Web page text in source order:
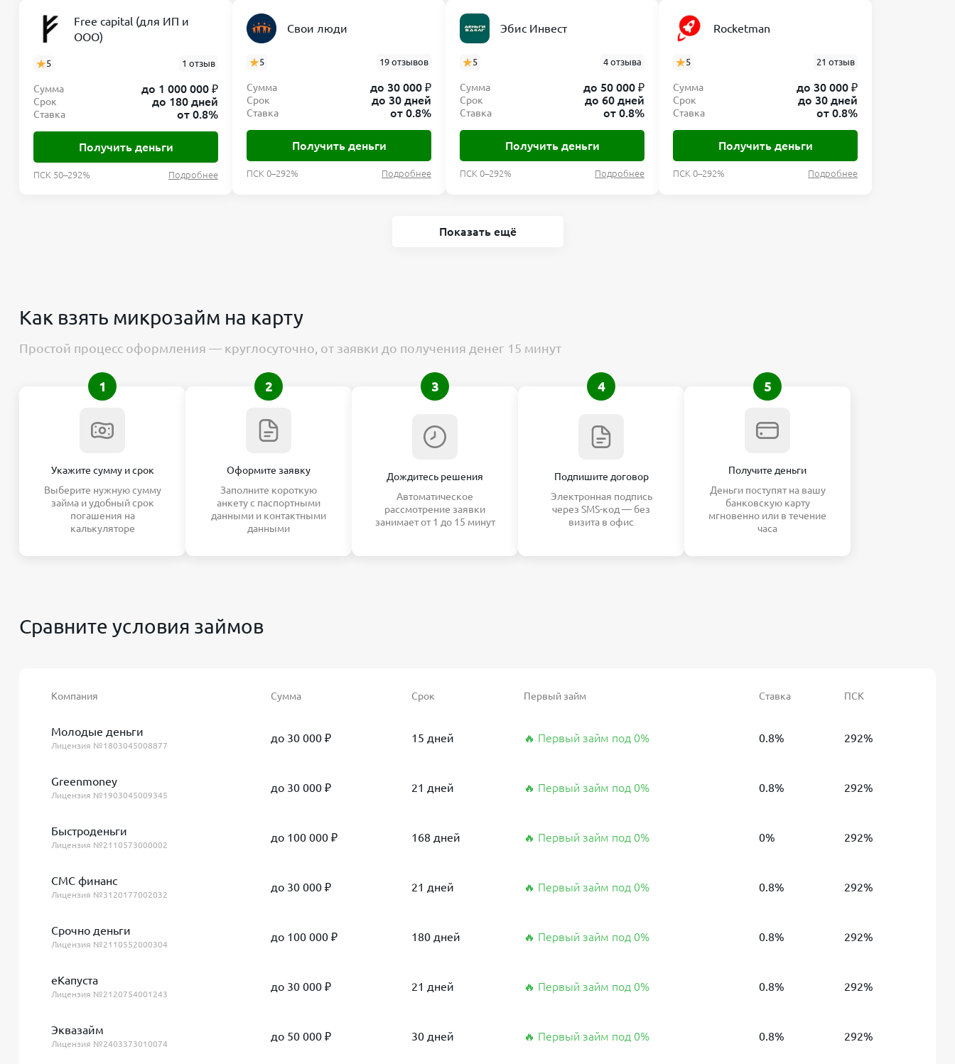
Free capital (для ИП и
ООО)
5 1 отзыв
Сумма до 1 000 000 ₽
Срок до 180 дней
Ставка от 0.8%
Получить деньги
ПСК 50–292% Подробнее
Свои люди
5 19 отзывов
Сумма до 30 000 ₽
Срок до 30 дней
Ставка от 0.8%
Получить деньги
ПСК 0–292% Подробнее
Эбис Инвест
5 4 отзыва
Сумма до 50 000 ₽
Срок до 60 дней
Ставка от 0.8%
Получить деньги
ПСК 0–292% Подробнее
Rocketman
5 21 отзыв
Сумма до 30 000 ₽
Срок до 30 дней
Ставка от 0.8%
Получить деньги
ПСК 0–292% Подробнее
Показать ещё
Как взять микрозайм на карту
Простой процесс оформления — круглосуточно, от заявки до получения денег 15 минут
1
Укажите сумму и срок
Выберите нужную сумму
займа и удобный срок
погашения на
калькуляторе
2
Оформите заявку
Заполните короткую
анкету с паспортными
данными и контактными
данными
3
Дождитесь решения
Автоматическое
рассмотрение заявки
занимает от 1 до 15 минут
4
Подпишите договор
Электронная подпись
через SMS-код — без
визита в офис
5
Получите деньги
Деньги поступят на вашу
банковскую карту
мгновенно или в течение
часа
Сравните условия займов
Компания Сумма Срок Первый займ Ставка ПСК
Молодые деньги
Лицензия №1803045008877
до 30 000 ₽ 15 дней 🔥 Первый займ под 0% 0.8% 292%
Greenmoney
Лицензия №1903045009345
до 30 000 ₽ 21 дней 🔥 Первый займ под 0% 0.8% 292%
Быстроденьги
Лицензия №2110573000002
до 100 000 ₽ 168 дней 🔥 Первый займ под 0% 0% 292%
СМС финанс
Лицензия №3120177002032
до 30 000 ₽ 21 дней 🔥 Первый займ под 0% 0.8% 292%
Срочно деньги
Лицензия №2110552000304
до 100 000 ₽ 180 дней 🔥 Первый займ под 0% 0.8% 292%
еКапуста
Лицензия №2120754001243
до 30 000 ₽ 21 дней 🔥 Первый займ под 0% 0.8% 292%
Эквазайм
Лицензия №2403373010074
до 50 000 ₽ 30 дней 🔥 Первый займ под 0% 0.8% 292%